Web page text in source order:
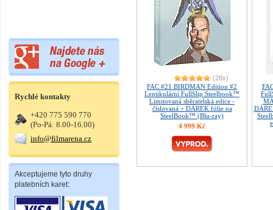
Rychlé kontakty
+420 775 590 770
(Po-Pá: 8.00-16.00)
info@filmarena.cz
Akceptujeme tyto druhy
platebních karet:
(28x)
FAC #21 BIRDMAN Edition #2
Lentikulární FullSlip Steelbook™
Limitovaná sběratelská edice -
číslovaná + DÁREK fólie na
SteelBook™ (Blu-ray)
4 999 Kč